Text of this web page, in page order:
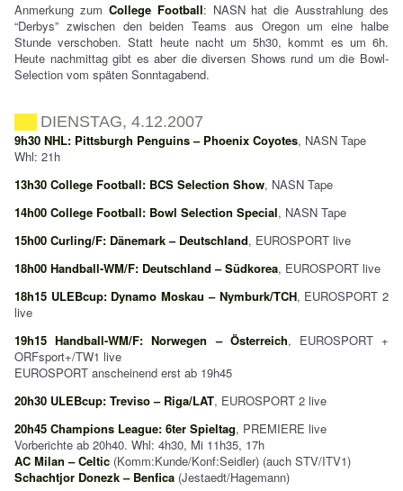
Anmerkung zum College Football: NASN hat die Ausstrahlung des
“Derbys” zwischen den beiden Teams aus Oregon um eine halbe
Stunde verschoben. Statt heute nacht um 5h30, kommt es um 6h.
Heute nachmittag gibt es aber die diversen Shows rund um die Bowl-
Selection vom späten Sonntagabend.
DIENSTAG, 4.12.2007
9h30 NHL: Pittsburgh Penguins – Phoenix Coyotes, NASN Tape
Whl: 21h
13h30 College Football: BCS Selection Show, NASN Tape
14h00 College Football: Bowl Selection Special, NASN Tape
15h00 Curling/F: Dänemark – Deutschland, EUROSPORT live
18h00 Handball-WM/F: Deutschland – Südkorea, EUROSPORT live
18h15 ULEBcup: Dynamo Moskau – Nymburk/TCH, EUROSPORT 2
live
19h15 Handball-WM/F: Norwegen – Österreich, EUROSPORT +
ORFsport+/TW1 live
EUROSPORT anscheinend erst ab 19h45
20h30 ULEBcup: Treviso – Riga/LAT, EUROSPORT 2 live
20h45 Champions League: 6ter Spieltag, PREMIERE live
Vorberichte ab 20h40. Whl: 4h30, Mi 11h35, 17h
AC Milan – Celtic (Komm:Kunde/Konf:Seidler) (auch STV/ITV1)
Schachtjor Donezk – Benfica (Jestaedt/Hagemann)